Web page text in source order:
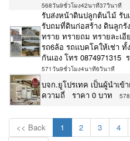
568วัน9ชั่วโมง42นาที37วินาที
รับส่งหน้าดินปลูกต้นไม้ รั
รับถมที่ดินก่อสร้าง ดินลูก
ทราย ทรายถม ทรายละเ
รถ6ล้อ รถแบคโคให้เช่า ทั้
กันเอง โทร 0874971315
571วัน9ชั่วโมง4นาที6วินาที
บจก.ยูโปรเทค เป็นผู้นำเข้
ความถี่ ราคา 0 บาท
<< Back 1 2 3 4